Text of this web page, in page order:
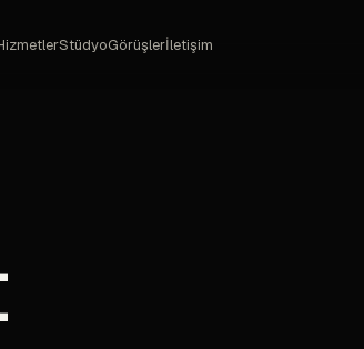
StüdyoGörüşlerİletişim